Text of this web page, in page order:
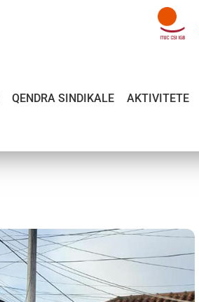
QENDRA SINDIKALE AKTIVITETE